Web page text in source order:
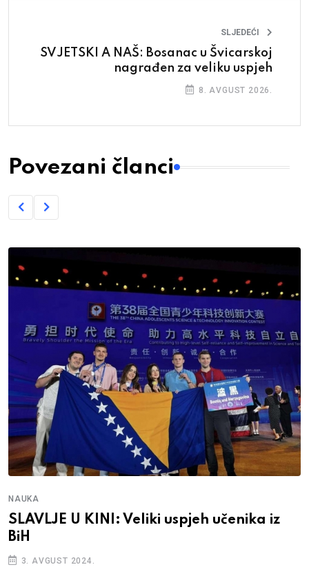
SLJEDEĆI
SVJETSKI A NAŠ: Bosanac u Švicarskoj
nagrađen za veliku uspjeh
8. AVGUST 2026.
Povezani članci
NAUKA
SLAVLJE U KINI: Veliki uspjeh učenika iz
BiH
3. AVGUST 2024.